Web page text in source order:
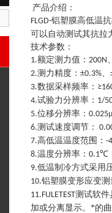
产品介绍：
FLGD-铝塑膜高低温
可以自动测试其抗拉
技术参数：
1.额定测力值： 200N
2.测力精度： ±0.3%、
3.数据采样频率：
4.试验力分辨率： 1/
5.位移分辨率：
6.测试速度调节：
7.高低温温度范围： -
8.温度分辨率： 0.1℃
9.低温制冷方式采用
10.铝塑膜变形应变
11.FULETEST测试软件
加或分离显示。*的